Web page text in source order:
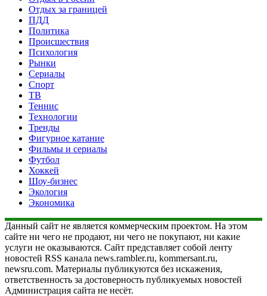
Отдых за границей
ПДД
Политика
Происшествия
Психология
Рынки
Сериалы
Спорт
ТВ
Теннис
Технологии
Тренды
Фигурное катание
Фильмы и сериалы
Футбол
Хоккей
Шоу-бизнес
Экология
Экономика
Данный сайт не является коммерческим проектом. На этом
сайте ни чего не продают, ни чего не покупают, ни какие
услуги не оказываются. Сайт представляет собой ленту
новостей RSS канала news.rambler.ru, kommersant.ru,
newsru.com. Материалы публикуются без искажения,
ответственность за достоверность публикуемых новостей
Администрация сайта не несёт.